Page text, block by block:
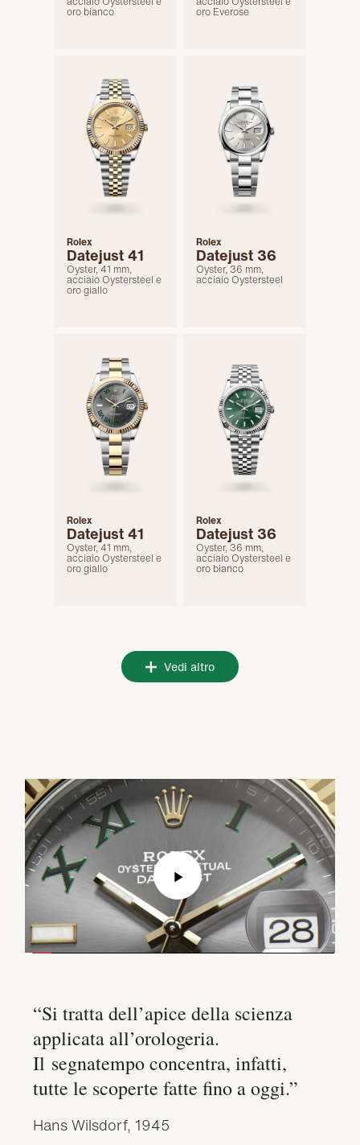
oro bianco oro Everose
Rolex
Datejust 41
Oyster, 41 mm,
acciaio Oystersteel e
oro giallo
Rolex
Datejust 36
Oyster, 36 mm,
acciaio Oystersteel
Rolex
Datejust 41
Oyster, 41 mm,
acciaio Oystersteel e
oro giallo
Rolex
Datejust 36
Oyster, 36 mm,
acciaio Oystersteel e
oro bianco
Vedi altro
Play
Video
“Si tratta dell’apice della scienza
applicata all’orologeria.
Il segnatempo concentra, infatti,
tutte le scoperte fatte fino a oggi.”
Hans Wilsdorf, 1945